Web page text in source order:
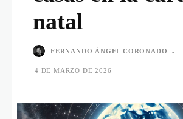
natal
FERNANDO ÁNGEL CORONADO -
4 DE MARZO DE 2026